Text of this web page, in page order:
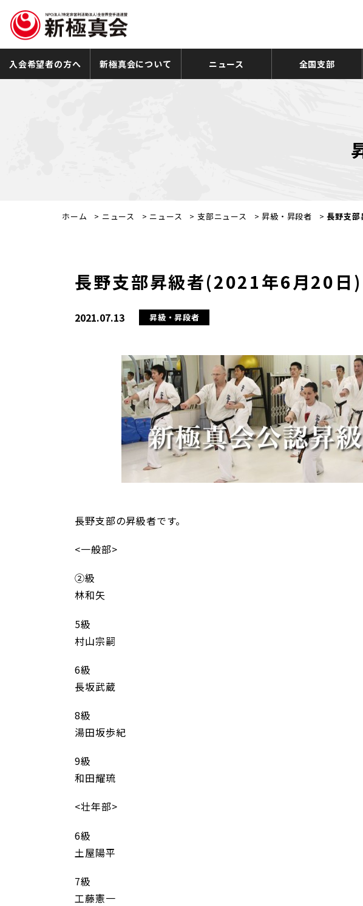
入会希望者の方へ 新極真会について ニュース 全国支部
ホーム > ニュース > ニュース > 支部ニュース >昇級・昇段者 >長野支
長野支部昇級者(2021年6月20日)
2021.07.13 昇級・昇段者
長野支部の昇級者です。
<一般部>
②級
林和矢
5級
村山宗嗣
6級
長坂武蔵
8級
湯田坂歩紀
9級
和田耀琉
<壮年部>
6級
土屋陽平
7級
工藤憲一